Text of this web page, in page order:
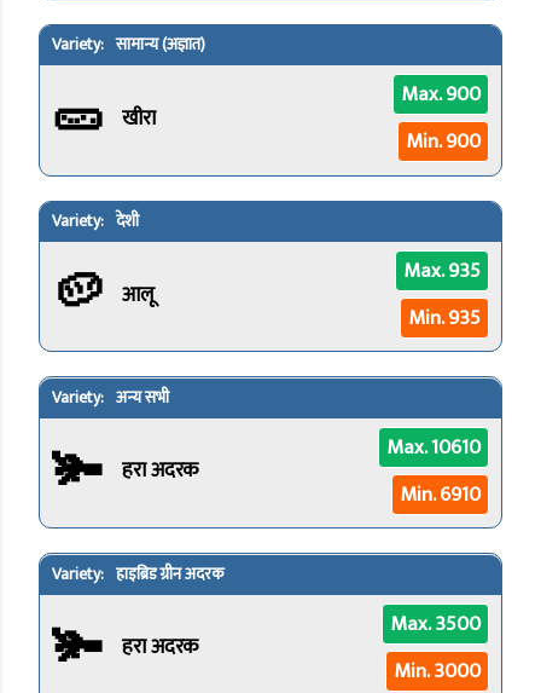
सामान्य (अज्ञात)
🥒 खीरा
Max. 900
Min. 900
देशी
🥔 आलू
Max. 935
Min. 935
अन्य सभी
🫚 हरा अदरक
Max. 10610
Min. 6910
हाइब्रिड ग्रीन अदरक
🫚 हरा अदरक
Max. 3500
Min. 3000